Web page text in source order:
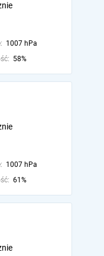
1007 hPa
58%
1007 hPa
61%